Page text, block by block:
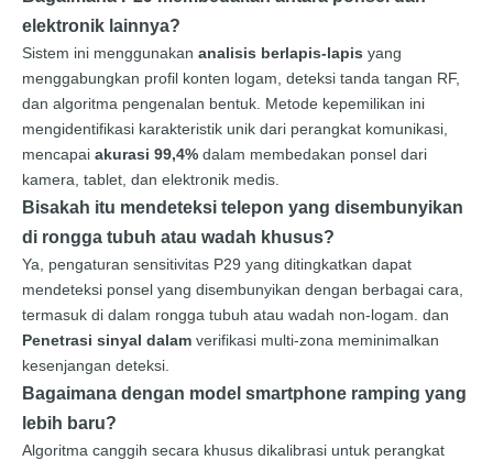
elektronik lainnya?
Sistem ini menggunakan analisis berlapis-lapis yang
menggabungkan profil konten logam, deteksi tanda tangan RF,
dan algoritma pengenalan bentuk. Metode kepemilikan ini
mengidentifikasi karakteristik unik dari perangkat komunikasi,
mencapai akurasi 99,4% dalam membedakan ponsel dari
kamera, tablet, dan elektronik medis.
Bisakah itu mendeteksi telepon yang disembunyikan
di rongga tubuh atau wadah khusus?
Ya, pengaturan sensitivitas P29 yang ditingkatkan dapat
mendeteksi ponsel yang disembunyikan dengan berbagai cara,
termasuk di dalam rongga tubuh atau wadah non-logam. dan
Penetrasi sinyal dalam verifikasi multi-zona meminimalkan
kesenjangan deteksi.
Bagaimana dengan model smartphone ramping yang
lebih baru?
Algoritma canggih secara khusus dikalibrasi untuk perangkat